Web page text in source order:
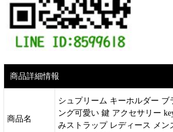
商品詳細情報
商品名
シュプリーム キーホルダー ブ
ング可愛い 鍵 アクセサリー
みストラップ レディース メン